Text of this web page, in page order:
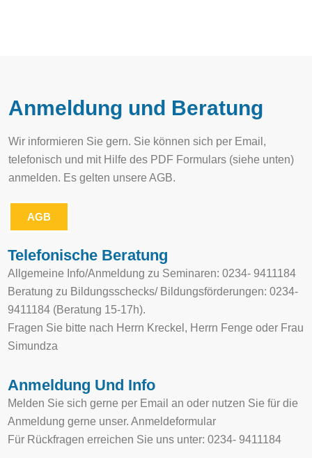
Anmeldung und Beratung
Wir informieren Sie gern. Sie können sich per Email,
telefonisch und mit Hilfe des PDF Formulars (siehe unten)
anmelden. Es gelten unsere AGB.
AGB
Telefonische Beratung
Allgemeine Info/Anmeldung zu Seminaren: 0234- 9411184
Beratung zu Bildungsschecks/ Bildungsförderungen: 0234-
9411184 (Beratung 15-17h).
Fragen Sie bitte nach Herrn Kreckel, Herrn Fenge oder Frau
Simundza
Anmeldung Und Info
Melden Sie sich gerne per Email an oder nutzen Sie für die
Anmeldung gerne unser. Anmeldeformular
Für Rückfragen erreichen Sie uns unter: 0234- 9411184